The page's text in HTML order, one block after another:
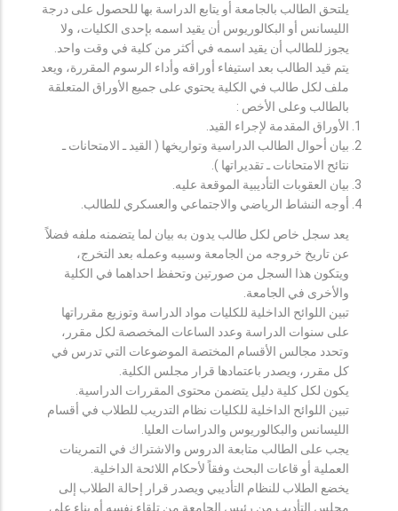
يلتحق الطالب بالجامعة أو يتابع الدراسة بها للحصول على درجة
الليسانس أو البكالوريوس أن يقيد اسمه بإحدى الكليات، ولا
يجوز للطالب أن يقيد اسمه في أكثر من كلية في وقت واحد.
يتم قيد الطالب بعد استيفاء أوراقه وأداء الرسوم المقررة، ويعد
ملف لكل طالب في الكلية يحتوي على جميع الأوراق المتعلقة
بالطالب وعلى الأخص :
الأوراق المقدمة لإجراء القيد.
بيان أحوال الطالب الدراسية وتواريخها ( القيد ـ الامتحانات ـ
نتائح الامتحانات ـ تقديراتها ).
بيان العقوبات التأديبية الموقعة عليه.
أوجه النشاط الرياضي والاجتماعي والعسكري للطالب.
يعد سجل خاص لكل طالب يدون به بيان لما يتضمنه ملفه فضلاً
عن تاريخ خروجه من الجامعة وسببه وعمله بعد التخرج،
ويتكون هذا السجل من صورتين وتحفظ احداهما في الكلية
والأخرى في الجامعة.
تبين اللوائح الداخلية للكليات مواد الدراسة وتوزيع مقرراتها
على سنوات الدراسة وعدد الساعات المخصصة لكل مقرر،
وتحدد مجالس الأقسام المختصة الموضوعات التي تدرس في
كل مقرر، ويصدر باعتمادها قرار مجلس الكلية.
يكون لكل كلية دليل يتضمن محتوى المقررات الدراسية.
تبين اللوائح الداخلية للكليات نظام التدريب للطلاب في أقسام
الليسانس والبكالوريوس والدراسات العليا.
يجب على الطالب متابعة الدروس والاشتراك في التمرينات
العملية أو قاعات البحث وفقاً لأحكام اللائحة الداخلية.
يخضع الطلاب للنظام التأديبي ويصدر قرار إحالة الطلاب إلى
مجلس التأديب من رئيس الجامعة من تلقاء نفسه أو بناء على